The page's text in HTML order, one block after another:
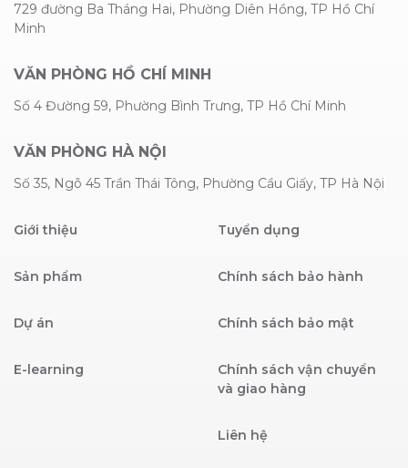
729 đường Ba Tháng Hai, Phường Diên Hồng, TP Hồ Chí
Minh
VĂN PHÒNG HỒ CHÍ MINH
Số 4 Đường 59, Phường Bình Trưng, TP Hồ Chí Minh
VĂN PHÒNG HÀ NỘI
Số 35, Ngõ 45 Trần Thái Tông, Phường Cầu Giấy, TP Hà Nội
Giới thiệu
Sản phẩm
Dự án
E-learning
Tuyển dụng
Chính sách bảo hành
Chính sách bảo mật
Chính sách vận chuyển
và giao hàng
Liên hệ